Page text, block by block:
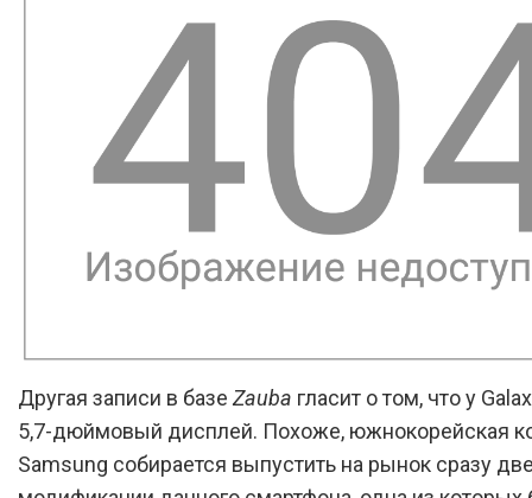
Другая записи в базе Zauba гласит о том, что у
5,7-дюймовый дисплей. Похоже, южнокорейская
Samsung собирается выпустить на рынок сразу